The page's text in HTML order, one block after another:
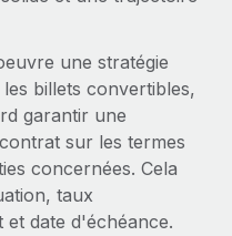
sur les RH à
des
de partenariat
assistées par
une stratégie
billets convertibles,
garantir une
sur les termes
concernées. Cela
taux
date d'échéance.